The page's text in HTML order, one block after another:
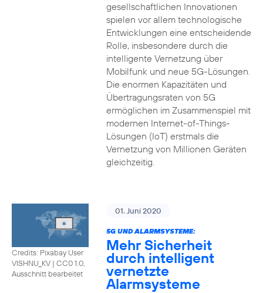
gesellschaftlichen Innovationen
spielen vor allem technologische
Entwicklungen eine entscheidende
Rolle, insbesondere durch die
intelligente Vernetzung über
Mobilfunk und neue 5G-Lösungen.
Die enormen Kapazitäten und
Übertragungsraten von 5G
ermöglichen im Zusammenspiel mit
modernen Internet-of-Things-
Lösungen (IoT) erstmals die
Vernetzung von Millionen Geräten
gleichzeitig.
Credits: Pixabay User
VISHNU_KV | CC0 1.0,
Ausschnitt bearbeitet
01. Juni 2020
5G UND ALARMSYSTEME:
Mehr Sicherheit
durch intelligent
vernetzte
Alarmsysteme